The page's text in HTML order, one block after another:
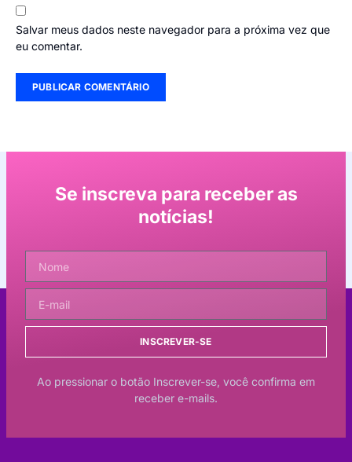
Salvar meus dados neste navegador para a próxima vez que
eu comentar.
Se inscreva para receber as
notícias!
INSCREVER-SE
Ao pressionar o botão Inscrever-se, você confirma em
receber e-mails.